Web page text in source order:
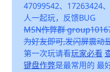
47099542、17263424
人一起玩，反馈BUG
MSN作弊群
为好友即可,发闪屏震动
第一次玩请看玩家必看
键盘作弊是最常用的 最